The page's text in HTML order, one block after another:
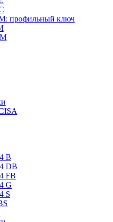
профильный ключ
B
DB
FB
G
S